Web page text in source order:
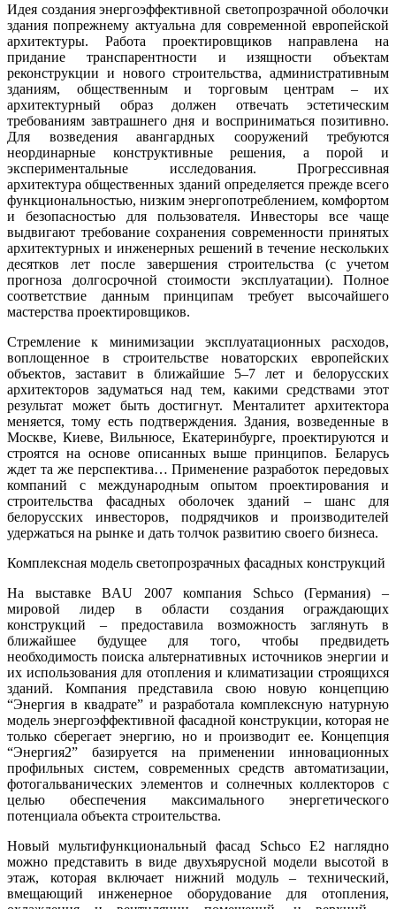
Идея создания энергоэффективной светопрозрачной оболочки
здания попрежнему актуальна для современной европейской
архитектуры. Работа проектировщиков направлена на
придание транспарентности и изящности объектам
реконструкции и нового строительства, административным
зданиям, общественным и торговым центрам – их
архитектурный образ должен отвечать эстетическим
требованиям завтрашнего дня и восприниматься позитивно.
Для возведения авангардных сооружений требуются
неординарные конструктивные решения, а порой и
экспериментальные исследования. Прогрессивная
архитектура общественных зданий определяется прежде всего
функциональностью, низким энергопотреблением, комфортом
и безопасностью для пользователя. Инвесторы все чаще
выдвигают требование сохранения современности принятых
архитектурных и инженерных решений в течение нескольких
десятков лет после завершения строительства (с учетом
прогноза долгосрочной стоимости эксплуатации). Полное
соответствие данным принципам требует высочайшего
мастерства проектировщиков.
Стремление к минимизации эксплуатационных расходов,
воплощенное в строительстве новаторских европейских
объектов, заставит в ближайшие 5–7 лет и белорусских
архитекторов задуматься над тем, какими средствами этот
результат может быть достигнут. Менталитет архитектора
меняется, тому есть подтверждения. Здания, возведенные в
Москве, Киеве, Вильнюсе, Екатеринбурге, проектируются и
строятся на основе описанных выше принципов. Беларусь
ждет та же перспектива… Применение разработок передовых
компаний с международным опытом проектирования и
строительства фасадных оболочек зданий – шанс для
белорусских инвесторов, подрядчиков и производителей
удержаться на рынке и дать толчок развитию своего бизнеса.
Комплексная модель светопрозрачных фасадных конструкций
На выставке BAU 2007 компания Schьco (Германия) –
мировой лидер в области создания ограждающих
конструкций – предоставила возможность заглянуть в
ближайшее будущее для того, чтобы предвидеть
необходимость поиска альтернативных источников энергии и
их использования для отопления и климатизации строящихся
зданий. Компания представила свою новую концепцию
“Энергия в квадрате” и разработала комплексную натурную
модель энергоэффективной фасадной конструкции, которая не
только сберегает энергию, но и производит ее. Концепция
“Энергия2” базируется на применении инновационных
профильных систем, современных средств автоматизации,
фотогальванических элементов и солнечных коллекторов с
целью обеспечения максимального энергетического
потенциала объекта строительства.
Новый мультифункциональный фасад Schьco Е2 наглядно
можно представить в виде двухъярусной модели высотой в
этаж, которая включает нижний модуль – технический,
вмещающий инженерное оборудование для отопления,